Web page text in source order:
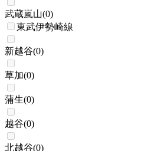
武蔵嵐山(0)
東武伊勢崎線
新越谷(0)
草加(0)
蒲生(0)
越谷(0)
北越谷(0)